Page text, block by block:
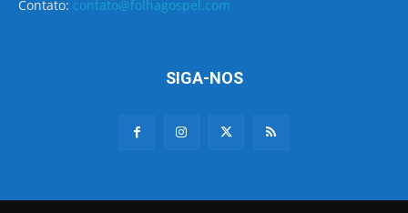
Contato: contato@folhagospel.com
SIGA-NOS